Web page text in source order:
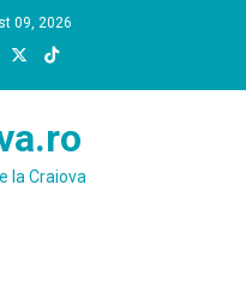
09, 2026
la Craiova